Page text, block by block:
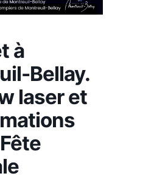
à
Bellay.
laser et